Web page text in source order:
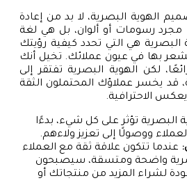
الهوية البصرية، لا بد من إعادة
مجرد رسومات أو ألوان، بل هي لغة
البصرية هي التي تحدد كيفية رؤيتك
بها في عيون عملائك. تخيل أنك
لكن الهوية البصرية تفتقر إلى
قد يخسر عملاؤك المحتملون الثقة
الاحترافية.
البصرية تؤثر على كل شيء، بدءًا
ووصولًا إلى تعزيز ولاءهم.
عندما تتكون علاقة ثقة مع العملاء
واضحة ومتسقة، سيصبحون
لشراء المزيد من منتجاتك أو